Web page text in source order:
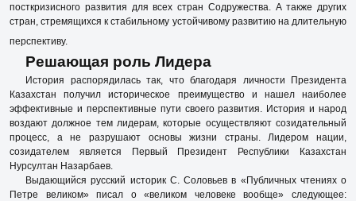
посткризисного развития для всех стран Содружества. А также других
стран, стремящихся к стабильному устойчивому развитию на длительную
перспективу.
Решающая роль Лидера
История распорядилась так, что благодаря личности Президента
Казахстан получил историческое преимущество и нашел наиболее
эффективные и перспективные пути своего развития. История и народ
воздают должное тем лидерам, которые осуществляют созидательный
процесс, а не разрушают основы жизни страны. Лидером нации,
созидателем является Первый Президент Республики Казахстан
Нурсултан Назарбаев.
Выдающийся русский историк С. Соловьев в «Публичных чтениях о
Петре великом» писал о «великом человеке вообще» следующее: